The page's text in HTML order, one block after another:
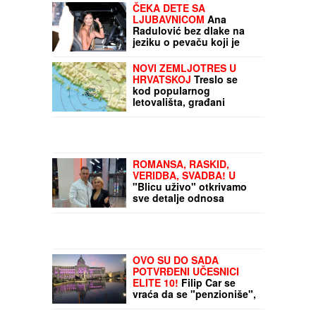
ČEKA DETE SA
LJUBAVNICOM Ana
Radulović bez dlake na
jeziku o pevaču koji je
"Ježim se od toga"
NOVI ZEMLJOTRES U
HRVATSKOJ Treslo se
kod popularnog
letovališta, građani
ROMANSA, RASKID,
VERIDBA, SVADBA! U
"Blicu uživo" otkrivamo
sve detalje odnosa
OVO SU DO SADA
POTVRĐENI UČESNICI
ELITE 10! Filip Car se
vraća da se "penzioniše",